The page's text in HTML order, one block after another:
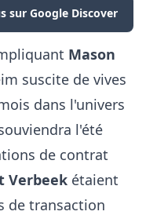
sur Google Discover
Mason
suscite de vives
dans l'univers
l'été
de contrat
Verbeek étaient
de transaction